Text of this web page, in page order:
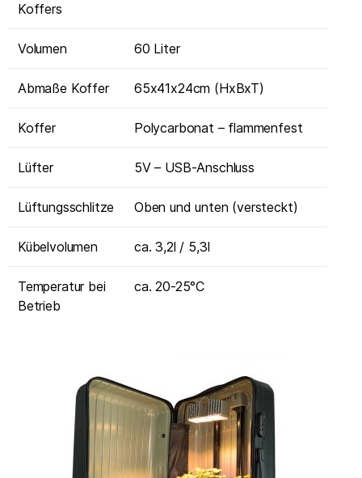
Koffers
Volumen 60 Liter
Abmaße Koffer 65x41x24cm (HxBxT)
Koffer Polycarbonat – flammenfest
Lüfter 5V – USB-Anschluss
Lüftungsschlitze Oben und unten (versteckt)
Kübelvolumen ca. 3,2l / 5,3l
Temperatur bei
Betrieb
ca. 20-25°C